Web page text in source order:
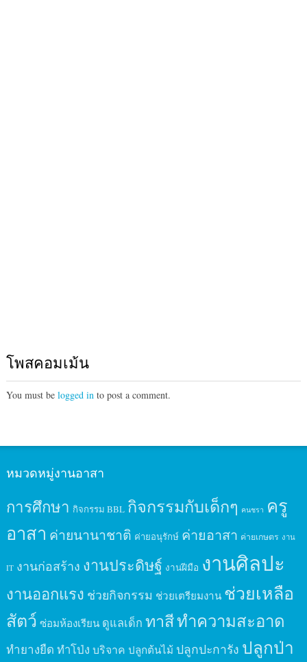
โพสคอมเม้น
You must be logged into post a comment.
หมวดหมู่งานอาสา
การศึกษา กิจกรรม BBL กิจกรรมกับเด็กๆ คนชรา ครู
อาสา ค่ายนานาชาติ ค่ายอนุรักษ์ ค่ายอาสา ค่ายเกษตร งาน
IT งานก่อสร้าง งานประดิษฐ์ งานฝีมือ งานศิลปะ
งานออกแรง ช่วยกิจกรรม ช่วยเตรียมงาน ช่วยเหลือ
สัตว์ ซ่อมห้องเรียน ดูแลเด็ก ทาสีทำความสะอาด
ทำยางยืด ทำโป่ง บริจาค ปลูกต้นไม้ ปลูกปะการัง ปลูกป่า